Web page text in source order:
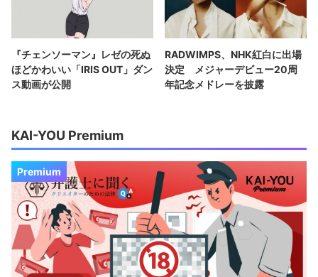
『チェンソーマン』レゼの死ぬ
ほどかわいい「IRIS OUT」ダン
ス動画が公開
RADWIMPS、NHK紅白に出場
決定 メジャーデビュー20周
年記念メドレーを披露
KAI-YOU Premium
Premium